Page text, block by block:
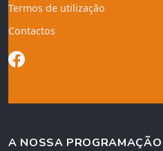
Termos de utilização
Contactos
A NOSSA PROGRAMAÇÃO